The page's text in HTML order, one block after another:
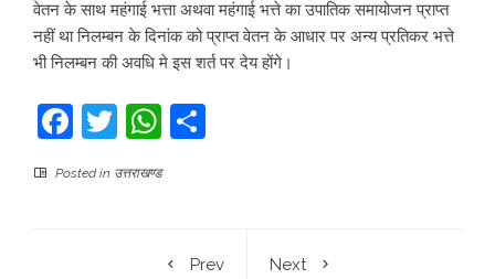
वेतन के साथ महंगाई भत्ता अथवा महंगाई भत्ते का उपातिक समायोजन प्राप्त
नहीं था निलम्बन के दिनांक को प्राप्त वेतन के आधार पर अन्य प्रतिकर भत्ते
भी निलम्बन की अवधि मे इस शर्त पर देय होंगे।
Facebook
TwitterWhatsApp
Posted in उत्तराखण्ड
Prev
Next